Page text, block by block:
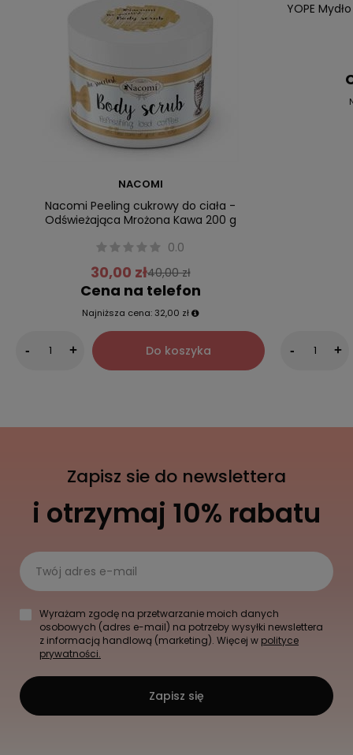
NACOMI
Nacomi Peeling cukrowy do ciała -
Odświeżająca Mrożona Kawa 200 g
0.0
30,00 zł40,00 zł
Cena na telefon
Najniższa cena: 32,00 zł
- + Do koszyka
YOPE
- +
Zapisz sie do newslettera
i otrzymaj 10% rabatu
Twój adres e-mail
Wyrażam zgodę na przetwarzanie moich danych
osobowych (adres e-mail) na potrzeby wysyłki newslettera
z informacją handlową (marketing). Więcej w polityce
prywatności.
Zapisz się